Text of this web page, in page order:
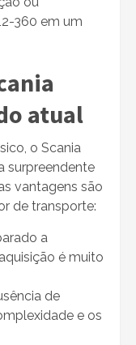
360 em um
atual
o Scania
surpreendente
vantagens são
de transporte:
a
é muito
de
e os